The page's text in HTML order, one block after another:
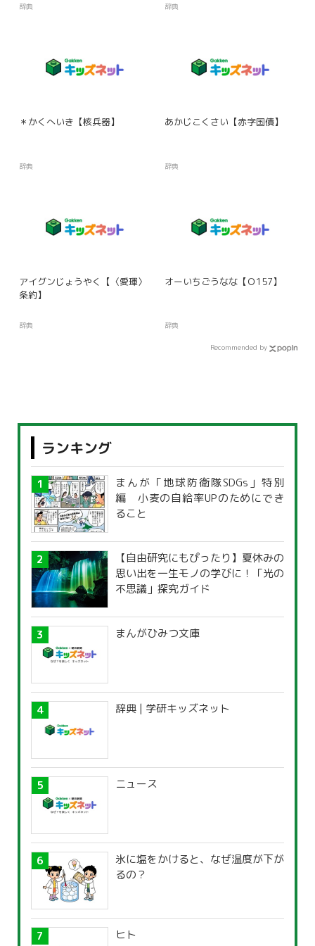
辞典 辞典
＊かくへいき【核兵器】
辞典
あかじこくさい【赤字国債】
辞典
アイグンじょうやく【〈愛琿〉
条約】
辞典
オーいちごうなな【Ｏ157】
辞典
Recommended by
ランキング
まんが「地球防衛隊SDGs」特別
編 小麦の自給率UPのためにでき
ること
【自由研究にもぴったり】夏休みの
思い出を一生モノの学びに！「光の
不思議」探究ガイド
まんがひみつ文庫
辞典 | 学研キッズネット
ニュース
氷に塩をかけると、なぜ温度が下が
るの？
ヒト